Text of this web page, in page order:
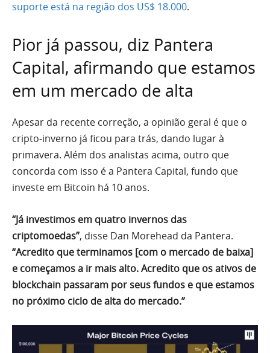
suporte está na região dos US$ 18.000.
Pior já passou, diz Pantera
Capital, afirmando que estamos
em um mercado de alta
Apesar da recente correção, a opinião geral é que o
cripto-inverno já ficou para trás, dando lugar à
primavera. Além dos analistas acima, outro que
concorda com isso é a Pantera Capital, fundo que
investe em Bitcoin há 10 anos.
“Já investimos em quatro invernos das
criptomoedas”, disse Dan Morehead da Pantera.
“Acredito que terminamos [com o mercado de baixa]
e começamos a ir mais alto. Acredito que os ativos de
blockchain passaram por seus fundos e que estamos
no próximo ciclo de alta do mercado.”